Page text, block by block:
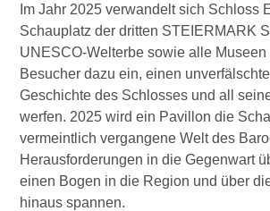
Im Jahr 2025 verwandelt sich Schloss
Schauplatz der dritten STEIERMARK
UNESCO-Welterbe sowie alle Museen
Besucher dazu ein, einen
Geschichte des Schlosses und all
werfen. 2025 wird ein Pavillon die
vermeintlich vergangene Welt des
Herausforderungen in die Gegenwart
einen Bogen in die Region und über
hinaus spannen.